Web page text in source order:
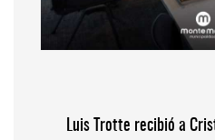
Luis Trotte recibió a